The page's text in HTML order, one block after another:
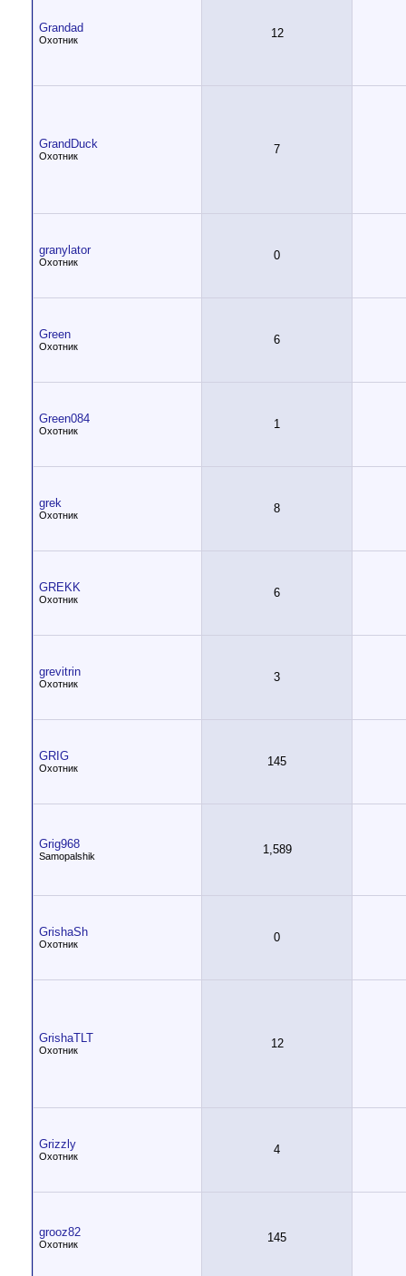
Grandad
Охотник 12
GrandDuck
Охотник 7
granylator
Охотник 0
Green
Охотник 6
Green084
Охотник 1
grek
Охотник 8
GREKK
Охотник 6
grevitrin
Охотник 3
GRIG
Охотник 145
Grig968
Samopalshik 1,589
GrishaSh
Охотник 0
GrishaTLT
Охотник 12
Grizzly
Охотник 4
grooz82
Охотник 145